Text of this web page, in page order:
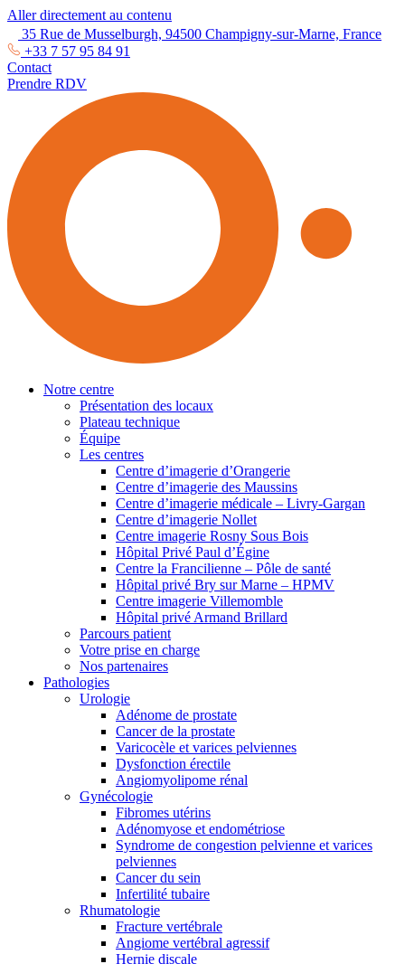
Aller directement au contenu
35 Rue de Musselburgh, 94500 Champigny-sur-Marne, France
+33 7 57 95 84 91
Contact
Prendre RDV
Notre centre
Présentation des locaux
Plateau technique
Équipe
Les centres
Centre d’imagerie d’Orangerie
Centre d’imagerie des Maussins
Centre d’imagerie médicale – Livry-Gargan
Centre d’imagerie Nollet
Centre imagerie Rosny Sous Bois
Hôpital Privé Paul d’Égine
Centre la Francilienne – Pôle de santé
Hôpital privé Bry sur Marne – HPMV
Centre imagerie Villemomble
Hôpital privé Armand Brillard
Parcours patient
Votre prise en charge
Nos partenaires
Pathologies
Urologie
Adénome de prostate
Cancer de la prostate
Varicocèle et varices pelviennes
Dysfonction érectile
Angiomyolipome rénal
Gynécologie
Fibromes utérins
Adénomyose et endométriose
Syndrome de congestion pelvienne et varices
pelviennes
Cancer du sein
Infertilité tubaire
Rhumatologie
Fracture vertébrale
Angiome vertébral agressif
Hernie discale